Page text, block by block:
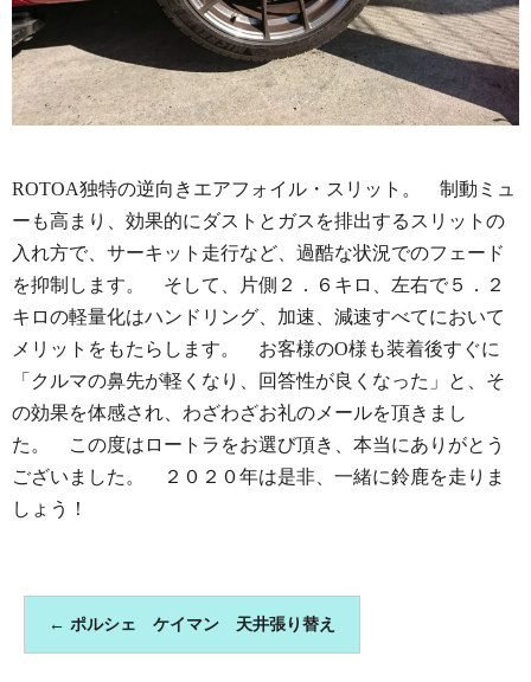
ROTOA独特の逆向きエアフォイル・スリット。 制動ミュ
ーも高まり、効果的にダストとガスを排出するスリットの
入れ方で、サーキット走行など、過酷な状況でのフェード
を抑制します。 そして、片側２．６キロ、左右で５．２
キロの軽量化はハンドリング、加速、減速すべてにおいて
メリットをもたらします。 お客様のO様も装着後すぐに
「クルマの鼻先が軽くなり、回答性が良くなった」と、そ
の効果を体感され、わざわざお礼のメールを頂きまし
た。 この度はロートラをお選び頂き、本当にありがとう
ございました。 ２０２０年は是非、一緒に鈴鹿を走りま
しょう！
← ポルシェ ケイマン 天井張り替え